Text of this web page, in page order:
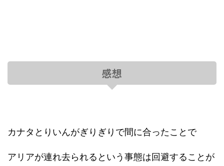
感想
カナタとりいんがぎりぎりで間に合ったことで
アリアが連れ去られるという事態は回避することが